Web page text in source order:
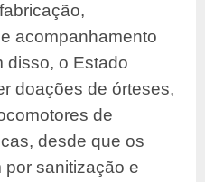
acompanhamento
disso, o Estado
doações de órteses,
de
desde que os
sanitização e